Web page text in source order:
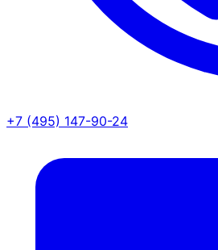
+7 (495) 147-90-24